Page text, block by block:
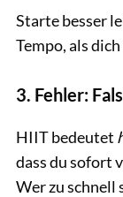
Starte besser
Tempo, als
3. Fehler:
HIIT bedeutet
dass du sofort
Wer zu schnell